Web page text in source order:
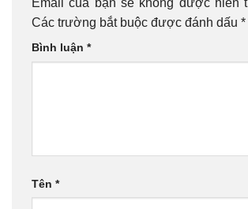
Email của bạn sẽ không được hiển
Các trường bắt buộc được đánh dấu *
Bình luận *
Tên *